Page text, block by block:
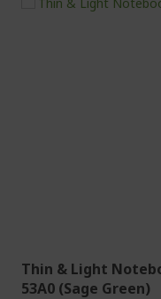
Thin & Light
53A0 (Sage Green)